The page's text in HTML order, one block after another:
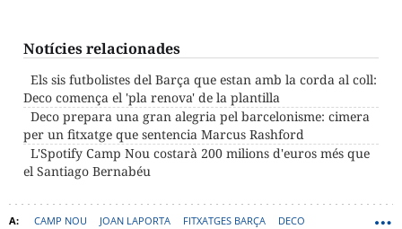
Notícies relacionades
Els sis futbolistes del Barça que estan amb la corda al coll:
Deco comença el 'pla renova' de la plantilla
Deco prepara una gran alegria pel barcelonisme: cimera
per un fitxatge que sentencia Marcus Rashford
L'Spotify Camp Nou costarà 200 milions d'euros més que
el Santiago Bernabéu
CAMP NOU JOAN LAPORTA FITXATGES BARÇA DECO